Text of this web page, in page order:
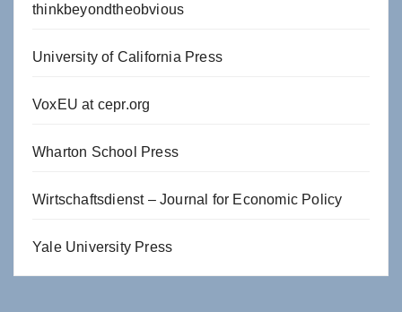
thinkbeyondtheobvious
University of California Press
VoxEU at cepr.org
Wharton School Press
Wirtschaftsdienst – Journal for Economic Policy
Yale University Press